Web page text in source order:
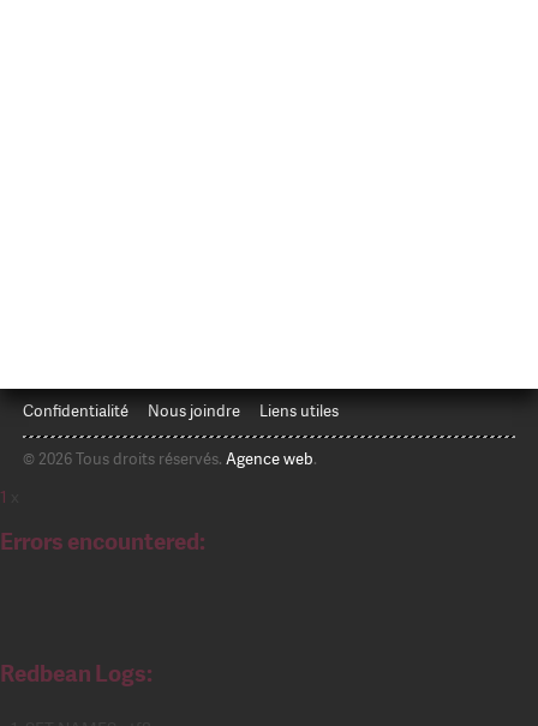
Confidentialité Nous joindre Liens utiles
© 2026 Tous droits réservés. Agence web.
1
Errors encountered:
Redbean Logs: